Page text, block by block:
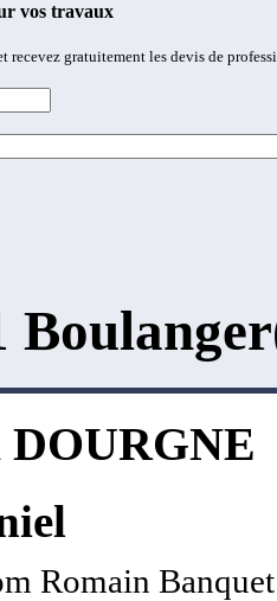
vos travaux
recevez gratuitement les devis de
DOURGNE
Romain